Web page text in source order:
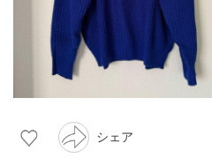
シェア